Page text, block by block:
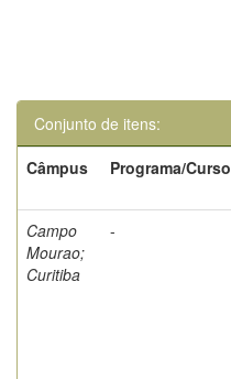
Conjunto de itens:
Câmpus
Programa/Curso
Campo
Mourao;
Curitiba
-